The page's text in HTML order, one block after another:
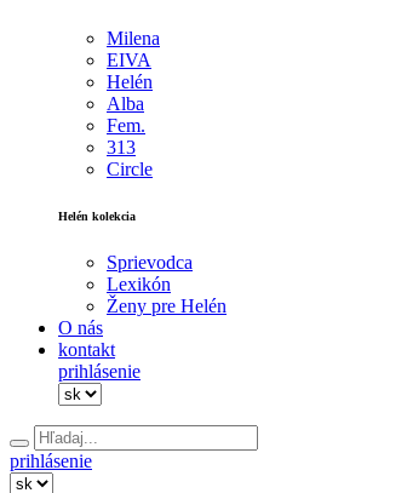
Milena
EIVA
Helén
Alba
Fem.
313
Circle
Helén kolekcia
Sprievodca
Lexikón
Ženy pre Helén
O nás
kontakt
prihlásenie
prihlásenie